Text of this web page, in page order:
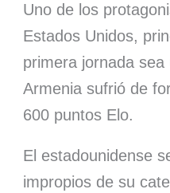
Uno de los
Estados Unidos,
primera jornada
Armenia sufrió de
600 puntos Elo.
El estadounidense
impropios de su